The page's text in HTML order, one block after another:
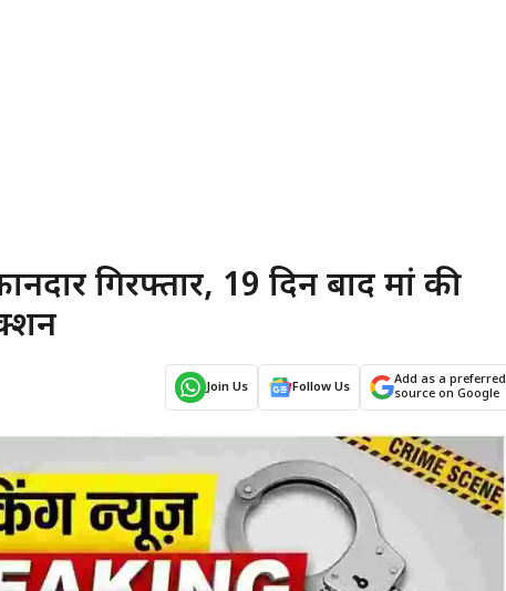
गिरफ्तार, 19 दिन बाद मां की
Join Us Follow Us
Add as a preferred
source on Google